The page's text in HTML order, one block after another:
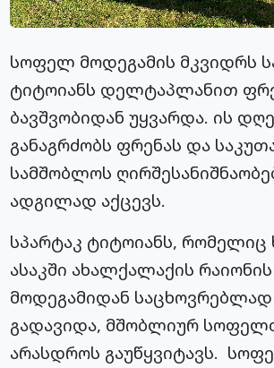
სოფელ მოდეგამის მკვიდრს
ტიტოიანს დელტაპლანით
ბავშვობიდან უყვარდა. ის
განაგრძობს ფრენას და
სამშობლოს
ადგილად აქცევს.
სპარტაკ ტიტოიანს,
ასაკში ახალქალაქის
მოდეგამიდან
გადავიდა, მშობლიურ
არასდროს გაუწყვიტავს.